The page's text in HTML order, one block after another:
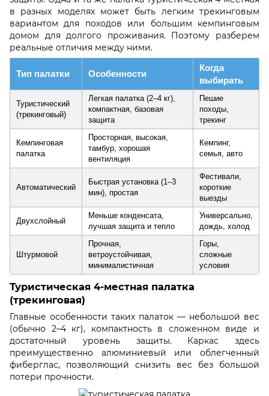
в разных моделях может быть легким трекинговым
вариантом для походов или большим кемпинговым
домом для долгого проживания. Поэтому разберем
реальные отличия между ними.
Тип палатки Особенности
Когда
выбирать
Туристический
(трекинговый)
Легкая палатка (2–4 кг),
компактная, базовая
защита
Пешие
походы,
трекинг
Кемпинговая
палатка
Просторная, высокая,
тамбур, хорошая
вентиляция
Кемпинг,
семья, авто
Автоматический
Быстрая установка (1–3
мин), простая
Фестивали,
короткие
выезды
Двухслойный
Меньше конденсата,
лучшая защита и тепло
Универсально,
дождь, холод
Штурмовой
Прочная,
ветроустойчивая,
минималистичная
Горы,
сложные
условия
Туристическая 4-местная палатка
(трекинговая)
Главные особенности таких палаток — небольшой вес
(обычно 2–4 кг), компактность в сложенном виде и
достаточный уровень защиты. Каркас здесь
преимущественно алюминиевый или облегченный
фиберглас, позволяющий снизить вес без большой
потери прочности.